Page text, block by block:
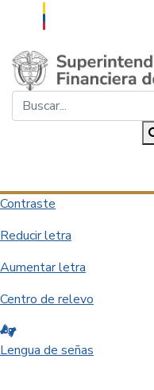
Saltar al contenido principal
Contraste
Reducir letra
Aumentar letra
Centro de relevo
Lengua de señas